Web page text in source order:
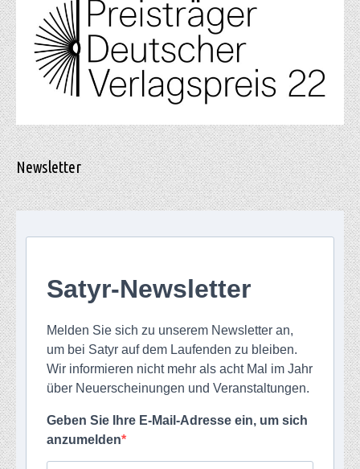
Newsletter
Satyr-Newsletter
Melden Sie sich zu unserem Newsletter an,
um bei Satyr auf dem Laufenden zu bleiben.
Wir informieren nicht mehr als acht Mal im Jahr
über Neuerscheinungen und Veranstaltungen.
Geben Sie Ihre E-Mail-Adresse ein, um sich
anzumelden